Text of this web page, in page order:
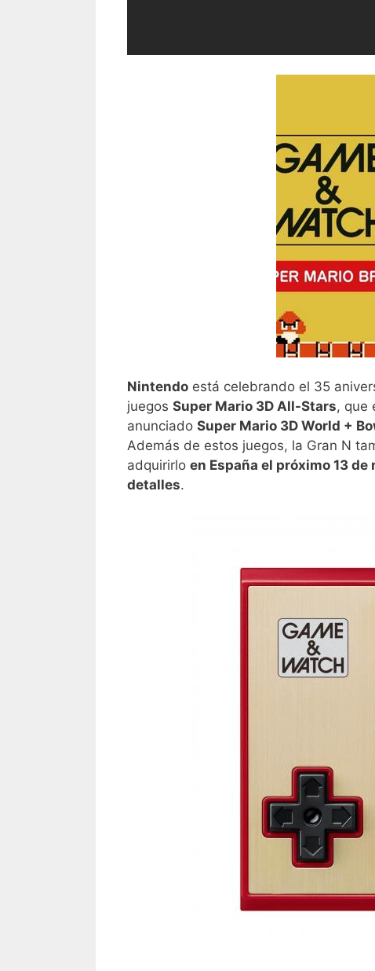
Nintendo está celebrando el 35
juegos Super Mario 3D All-Stars, que
anunciado Super Mario 3D World +
Además de estos juegos, la Gran N
adquirirlo en España el próximo 13
detalles.